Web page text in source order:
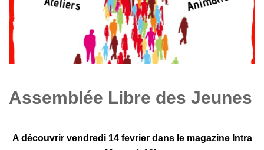
Assemblée Libre des Jeunes
A découvrir vendredi 14 fevrier dans le magazine Intra